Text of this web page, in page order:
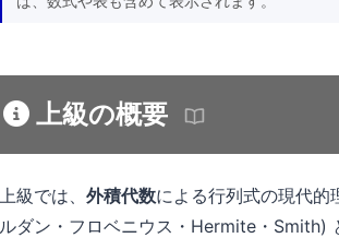
上級の概要
上級では、 外積代数による行列式の現代的
ルダン・フロベニウス・Hermite・Smith)